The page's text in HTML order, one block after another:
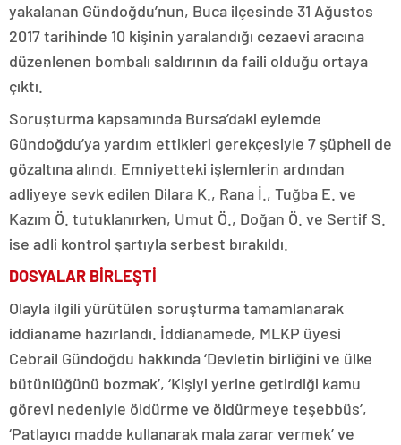
yakalanan Gündoğdu’nun, Buca ilçesinde 31 Ağustos
2017 tarihinde 10 kişinin yaralandığı cezaevi aracına
düzenlenen bombalı saldırının da faili olduğu ortaya
çıktı.
Soruşturma kapsamında Bursa’daki eylemde
Gündoğdu’ya yardım ettikleri gerekçesiyle 7 şüpheli de
gözaltına alındı. Emniyetteki işlemlerin ardından
adliyeye sevk edilen Dilara K., Rana İ., Tuğba E. ve
Kazım Ö. tutuklanırken, Umut Ö., Doğan Ö. ve Sertif S.
ise adli kontrol şartıyla serbest bırakıldı.
DOSYALAR BİRLEŞTİ
Olayla ilgili yürütülen soruşturma tamamlanarak
iddianame hazırlandı. İddianamede, MLKP üyesi
Cebrail Gündoğdu hakkında ‘Devletin birliğini ve ülke
bütünlüğünü bozmak’, ‘Kişiyi yerine getirdiği kamu
görevi nedeniyle öldürme ve öldürmeye teşebbüs’,
‘Patlayıcı madde kullanarak mala zarar vermek’ ve